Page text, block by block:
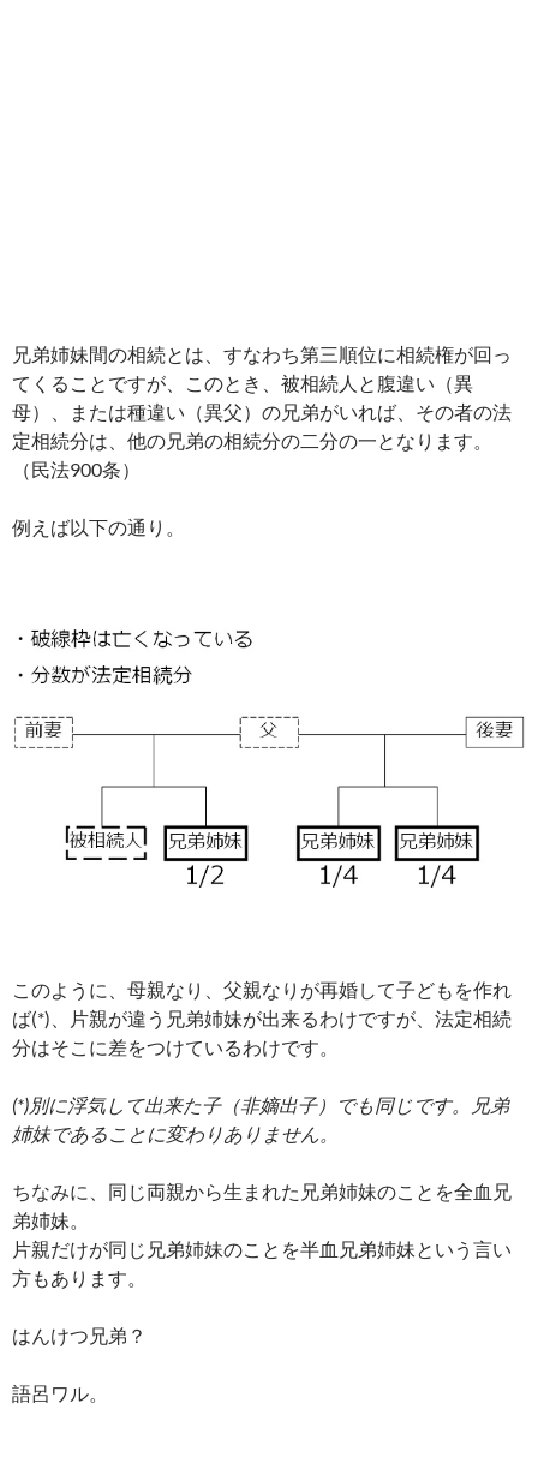
兄弟姉妹間の相続とは、すなわち第三順位に相続権が回っ
てくることですが、このとき、被相続人と腹違い（異
母）、または種違い（異父）の兄弟がいれば、その者の法
定相続分は、他の兄弟の相続分の二分の一となります。
（民法900条）
例えば以下の通り。
このように、母親なり、父親なりが再婚して子どもを作れ
ば(*)、片親が違う兄弟姉妹が出来るわけですが、法定相続
分はそこに差をつけているわけです。
(*)別に浮気して出来た子（非嫡出子）でも同じです。兄弟
姉妹であることに変わりありません。
ちなみに、同じ両親から生まれた兄弟姉妹のことを全血兄
弟姉妹。
片親だけが同じ兄弟姉妹のことを半血兄弟姉妹という言い
方もあります。
はんけつ兄弟？
語呂ワル。